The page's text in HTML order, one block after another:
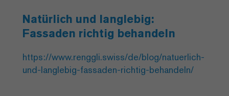
Natürlich und langlebig:
Fassaden richtig behandeln
https://www.renggli.swiss/de/blog/natuerlich-
und-langlebig-fassaden-richtig-behandeln/